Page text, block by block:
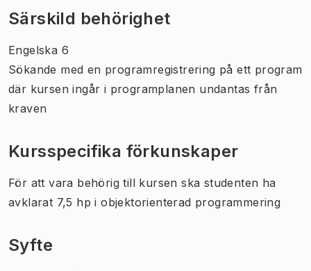
Särskild behörighet
Engelska 6
Sökande med en programregistrering på ett program
där kursen ingår i programplanen undantas från
kraven
Kursspecifika förkunskaper
För att vara behörig till kursen ska studenten ha
avklarat 7,5 hp i objektorienterad programmering
Syfte